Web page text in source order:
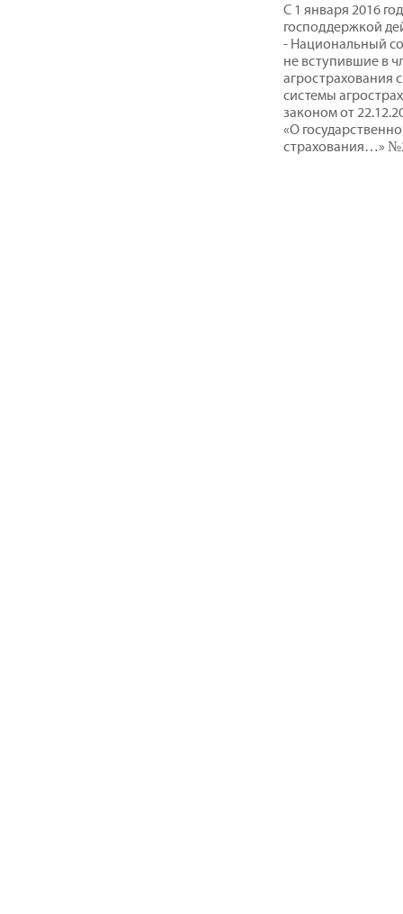
С 1 января 2016
господдержкой
- Национальный
не вступившие в
агрострахования
системы
законом от
«О
страхования…»